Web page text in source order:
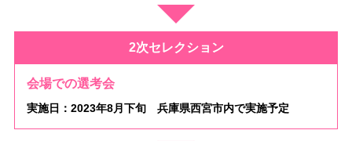
2次セレクション
会場での選考会
実施日：2023年8月下旬 兵庫県西宮市内で実施予定